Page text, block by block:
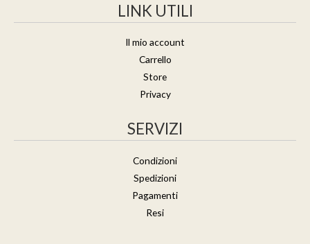
LINK UTILI
Il mio account
Carrello
Store
Privacy
SERVIZI
Condizioni
Spedizioni
Pagamenti
Resi